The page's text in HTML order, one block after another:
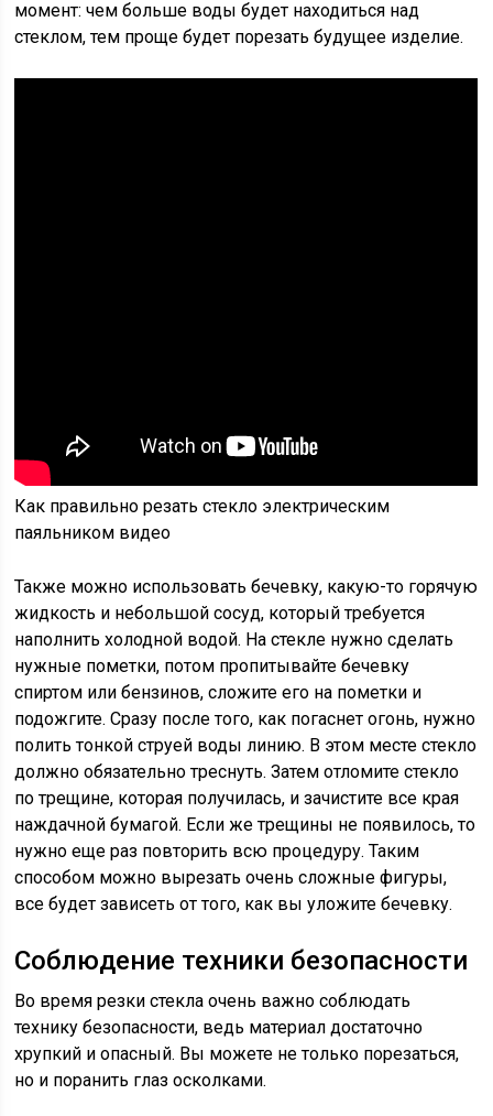
момент: чем больше воды будет находиться над
стеклом, тем проще будет порезать будущее изделие.
Как правильно резать стекло электрическим
паяльником видео
Также можно использовать бечевку, какую-то горячую
жидкость и небольшой сосуд, который требуется
наполнить холодной водой. На стекле нужно сделать
нужные пометки, потом пропитывайте бечевку
спиртом или бензинов, сложите его на пометки и
подожгите. Сразу после того, как погаснет огонь, нужно
полить тонкой струей воды линию. В этом месте стекло
должно обязательно треснуть. Затем отломите стекло
по трещине, которая получилась, и зачистите все края
наждачной бумагой. Если же трещины не появилось, то
нужно еще раз повторить всю процедуру. Таким
способом можно вырезать очень сложные фигуры,
все будет зависеть от того, как вы уложите бечевку.
Соблюдение техники безопасности
Во время резки стекла очень важно соблюдать
технику безопасности, ведь материал достаточно
хрупкий и опасный. Вы можете не только порезаться,
но и поранить глаз осколками.